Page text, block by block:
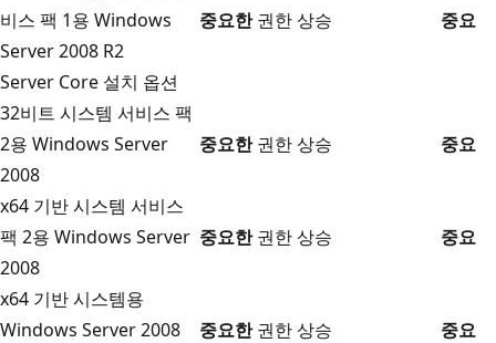
비스 팩 1용 Windows
Server 2008 R2
중요한권한 상승 중요
Server Core 설치 옵션
32비트 시스템 서비스 팩
2용 Windows Server
2008
중요한권한 상승 중요
x64 기반 시스템 서비스
팩 2용 Windows Server
2008
중요한권한 상승 중요
x64 기반 시스템용
Windows Server 2008
중요한권한 상승 중요